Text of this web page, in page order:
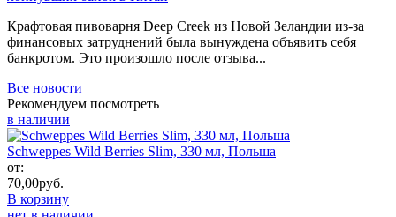
Крафтовая пивоварня Deep Creek из Новой Зеландии из-за
финансовых затруднений была вынуждена объявить себя
банкротом. Это произошло после отзыва...
Все новости
Рекомендуем посмотреть
в наличии
Schweppes Wild Berries Slim, 330 мл, Польша
от:
70,00руб.
В корзину